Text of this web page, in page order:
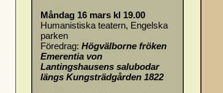
Måndag 16 mars kl 19.00
Humanistiska teatern, Engelska
parken
Föredrag: Högvälborne fröken
Emerentia von
Lantingshausens salubodar
längs Kungsträdgården 1822